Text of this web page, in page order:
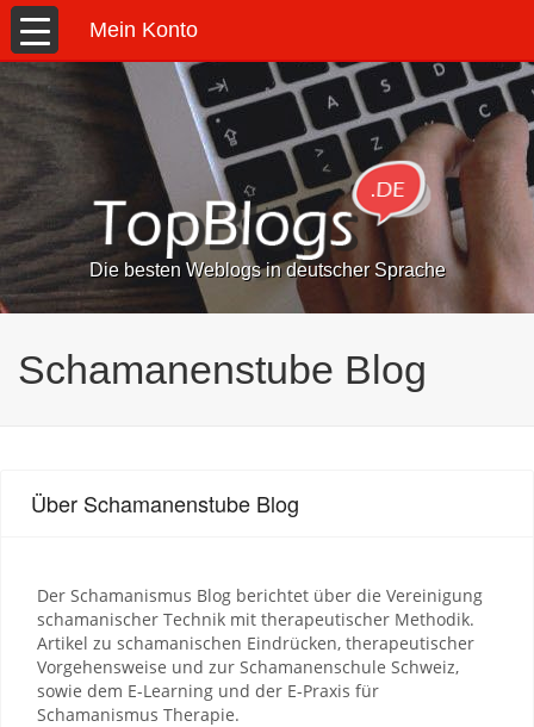
Mein Konto
Die besten Weblogs in deutscher Sprache
Schamanenstube Blog
Über Schamanenstube Blog
Der Schamanismus Blog berichtet über die Vereinigung
schamanischer Technik mit therapeutischer Methodik.
Artikel zu schamanischen Eindrücken, therapeutischer
Vorgehensweise und zur Schamanenschule Schweiz,
sowie dem E-Learning und der E-Praxis für
Schamanismus Therapie.